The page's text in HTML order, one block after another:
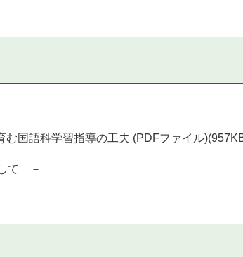
国語科学習指導の工夫 (PDFファイル
て －